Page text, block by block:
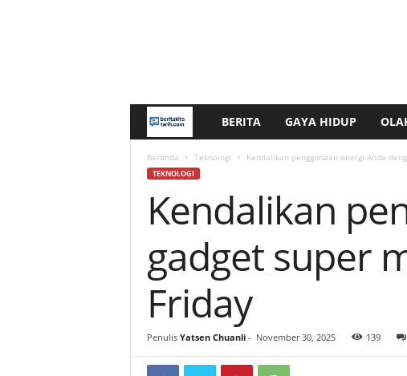
e
i
k
i
BERITA GAYA HIDUP
Beranda Teknologi Kendalikan penggunaan energi Anda
TEKNOLOGI
Kendalikan
gadget super
Friday
Penulis Yatsen Chuanli- November 30, 2025 139